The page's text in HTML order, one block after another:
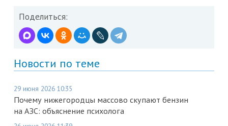
Поделиться:
Новости по теме
29 июня 2026 10:35
Почему нижегородцы массово скупают бензин
на АЗС: объяснение психолога